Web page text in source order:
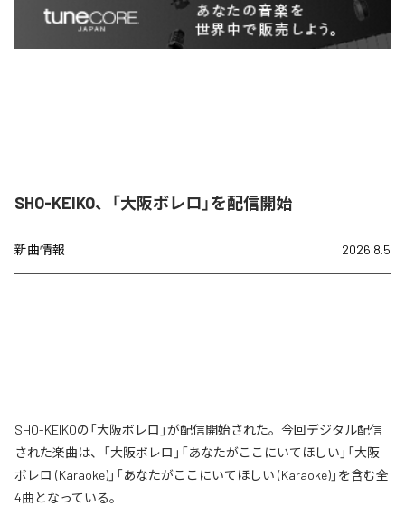
SHO-KEIKO、「大阪ボレロ」を配信開始
新曲情報 2026.8.5
SHO-KEIKOの「大阪ボレロ」が配信開始された。今回デジタル配信
された楽曲は、「大阪ボレロ」「あなたがここにいてほしい」「大阪
ボレロ (Karaoke)」「あなたがここにいてほしい (Karaoke)」を含む全
4曲となっている。